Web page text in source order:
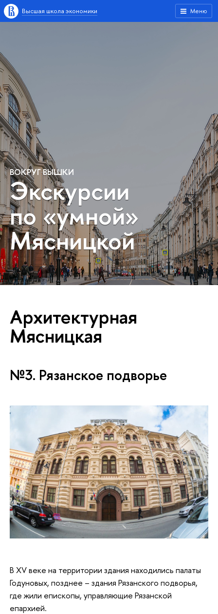
Меню
Высшая школа экономики
ВОКРУГ ВЫШКИ
Экскурсии
по «умной»
Мясницкой
Архитектурная
Мясницкая
№3. Рязанское подворье
В XV веке на территории здания находились палаты
Годуновых, позднее – здания Рязанского подворья,
где жили епископы, управляющие Рязанской
епархией.